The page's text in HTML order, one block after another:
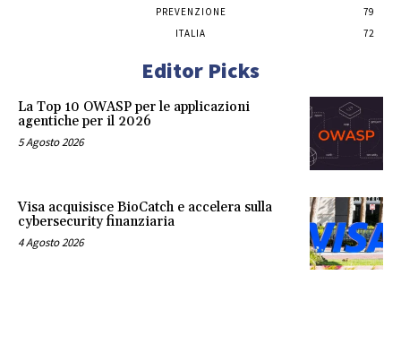
PREVENZIONE
79
ITALIA
72
Editor Picks
La Top 10 OWASP per le applicazioni
agentiche per il 2026
5 Agosto 2026
Visa acquisisce BioCatch e accelera sulla
cybersecurity finanziaria
4 Agosto 2026